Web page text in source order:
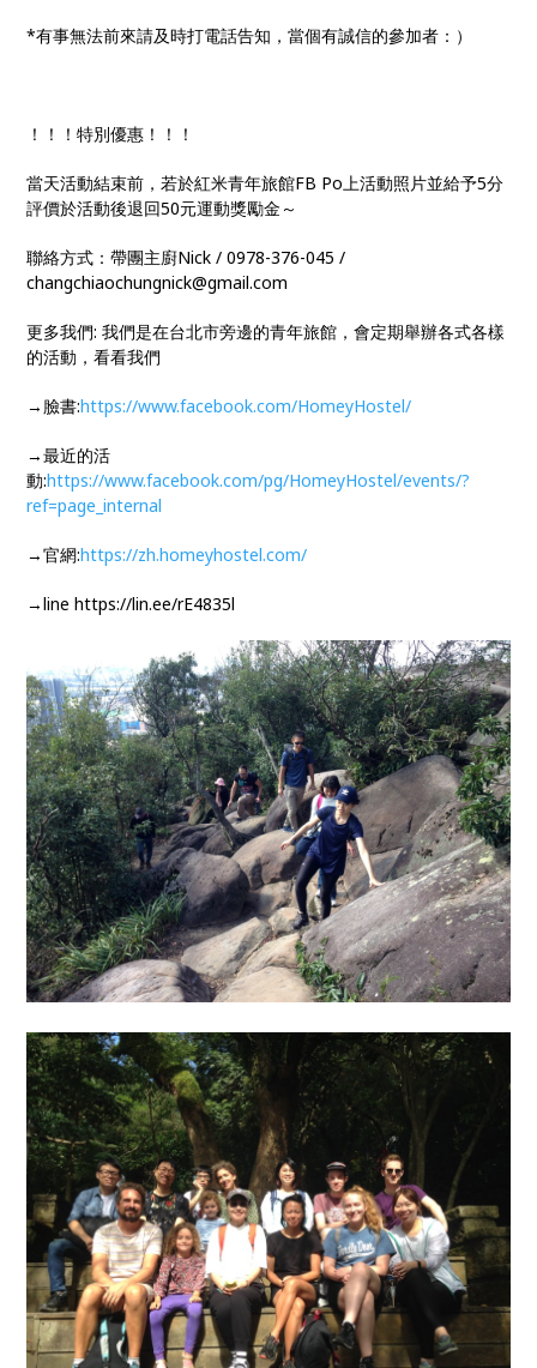
*有事無法前來請及時打電話告知，當個有誠信的參加者：）
！！！特別優惠！！！
當天活動結束前，若於紅米青年旅館FB Po上活動照片並給予5分
評價於活動後退回50元運動獎勵金～
聯絡方式：帶團主廚Nick / 0978-376-045 /
changchiaochungnick@gmail.com
更多我們: 我們是在台北市旁邊的青年旅館，會定期舉辦各式各樣
的活動，看看我們
→臉書:https://www.facebook.com/HomeyHostel/
→最近的活
動:https://www.facebook.com/pg/HomeyHostel/events/?
ref=page_internal
→官網:https://zh.homeyhostel.com/
→line https://lin.ee/rE4835l